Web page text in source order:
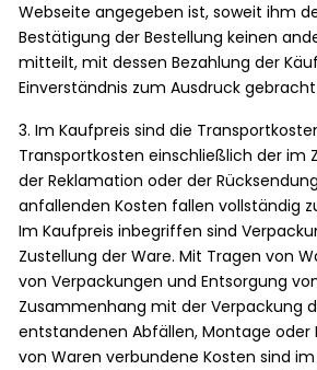
Webseite angegeben ist, soweit ihm
Bestätigung der Bestellung keinen
mitteilt, mit dessen Bezahlung der
Einverständnis zum Ausdruck
3. Im Kaufpreis sind die
Transportkosten einschließlich der im
der Reklamation oder der
anfallenden Kosten fallen vollständig
Im Kaufpreis inbegriffen sind
Zustellung der Ware. Mit Tragen von
von Verpackungen und Entsorgung
Zusammenhang mit der Verpackung
entstandenen Abfällen, Montage
von Waren verbundene Kosten sind